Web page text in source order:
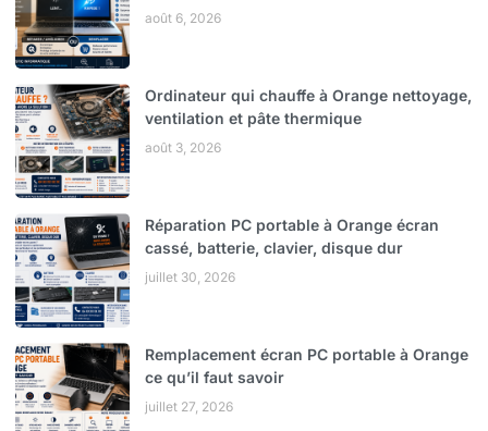
août 6, 2026
Ordinateur qui chauffe à Orange nettoyage,
ventilation et pâte thermique
août 3, 2026
Réparation PC portable à Orange écran
cassé, batterie, clavier, disque dur
juillet 30, 2026
Remplacement écran PC portable à Orange
ce qu’il faut savoir
juillet 27, 2026